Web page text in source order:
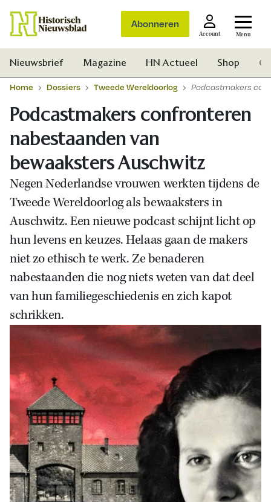
Abonneren
Account Menu
Zoek
Nieuwsbrief Magazine HN Actueel Shop
Home Dossiers Tweede Wereldoorlog Podcastmakers
Podcastmakers confronteren
nabestaanden van
bewaaksters Auschwitz
Negen Nederlandse vrouwen werkten tijdens de
Tweede Wereldoorlog als bewaaksters in
Auschwitz. Een nieuwe podcast schijnt licht op
hun levens en keuzes. Helaas gaan de makers
niet zo ethisch te werk. Ze benaderen
nabestaanden die nog niets weten van dat deel
van hun familiegeschiedenis en zich kapot
schrikken.